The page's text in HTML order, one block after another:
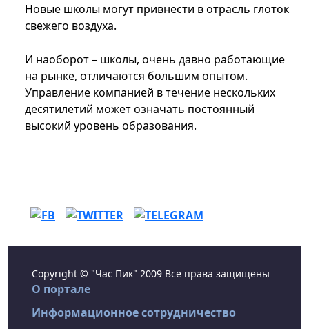
Новые школы могут привнести в отрасль глоток
свежего воздуха.
И наоборот – школы, очень давно работающие
на рынке, отличаются большим опытом.
Управление компанией в течение нескольких
десятилетий может означать постоянный
высокий уровень образования.
Copyright © "Час Пик" 2009 Все права защищены
О портале
Информационное сотрудничество